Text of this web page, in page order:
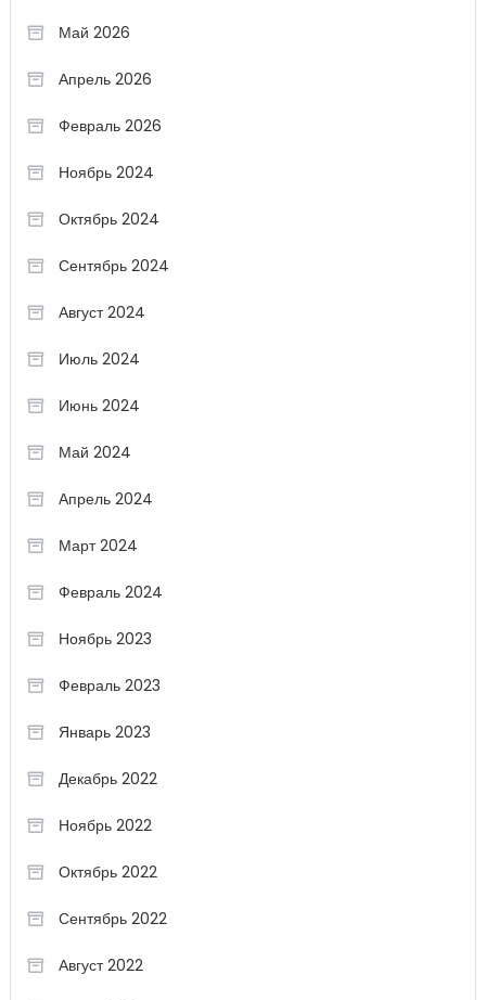
Май 2026
Апрель 2026
Февраль 2026
Ноябрь 2024
Октябрь 2024
Сентябрь 2024
Август 2024
Июль 2024
Июнь 2024
Май 2024
Апрель 2024
Март 2024
Февраль 2024
Ноябрь 2023
Февраль 2023
Январь 2023
Декабрь 2022
Ноябрь 2022
Октябрь 2022
Сентябрь 2022
Август 2022